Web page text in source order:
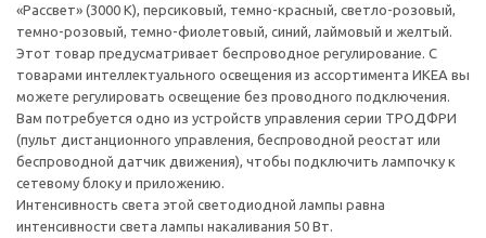
«Рассвет» (3000 К), персиковый, темно-красный, светло-розовый,
темно-розовый, темно-фиолетовый, синий, лаймовый и желтый.
Этот товар предусматривает беспроводное регулирование. С
товарами интеллектуального освещения из ассортимента ИКЕА вы
можете регулировать освещение без проводного подключения.
Вам потребуется одно из устройств управления серии ТРОДФРИ
(пульт дистанционного управления, беспроводной реостат или
беспроводной датчик движения), чтобы подключить лампочку к
сетевому блоку и приложению.
Интенсивность света этой светодиодной лампы равна
интенсивности света лампы накаливания 50 Вт.